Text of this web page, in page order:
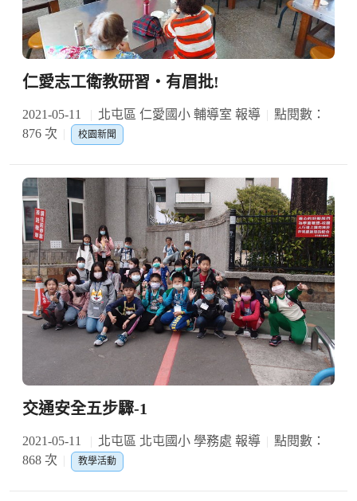
仁愛志工衛教研習‧有眉批!
2021-05-11 北屯區 仁愛國小 輔導室 報導
點閱數：
876 次
校園新聞
交通安全五步驟-1
2021-05-11 北屯區 北屯國小 學務處 報導
點閱數：
868 次
教學活動